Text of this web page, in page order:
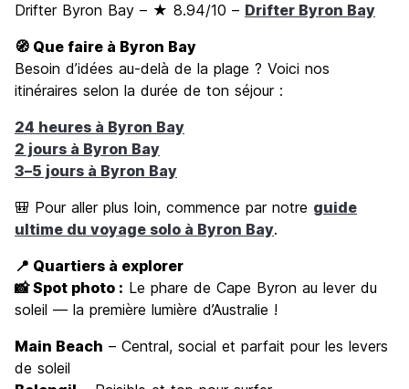
Drifter Byron Bay – ★ 8.94/10 – Drifter Byron Bay
🧭 Que faire à Byron Bay
Besoin d’idées au-delà de la plage ? Voici nos
itinéraires selon la durée de ton séjour :
24 heures à Byron Bay
2 jours à Byron Bay
3–5 jours à Byron Bay
🎒 Pour aller plus loin, commence par notre guide
ultime du voyage solo à Byron Bay.
📍 Quartiers à explorer
📸 Spot photo : Le phare de Cape Byron au lever du
soleil — la première lumière d’Australie !
Main Beach – Central, social et parfait pour les levers
de soleil